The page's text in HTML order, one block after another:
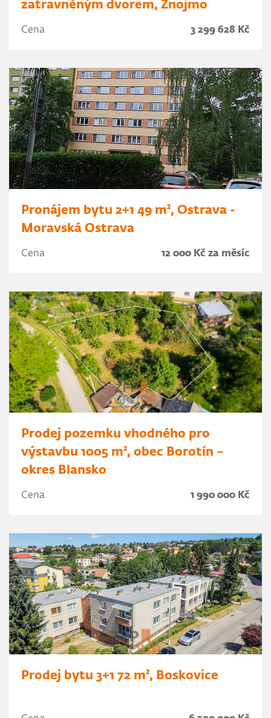
zatravněným dvorem, Znojmo
Cena 3 299 628 Kč
Pronájem bytu 2+1 49 m², Ostrava -
Moravská Ostrava
Cena 12 000 Kč za měsíc
Prodej pozemku vhodného pro
výstavbu 1005 m², obec Borotín –
okres Blansko
Cena 1 990 000 Kč
Prodej bytu 3+1 72 m², Boskovice